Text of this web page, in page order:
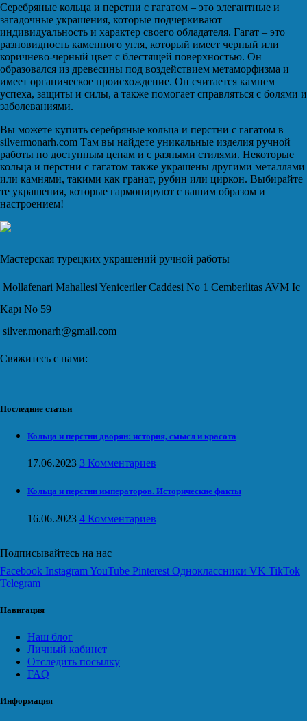
Серебряные кольца и перстни с гагатом – это элегантные и
загадочные украшения, которые подчеркивают
индивидуальность и характер своего обладателя. Гагат – это
разновидность каменного угля, который имеет черный или
коричнево-черный цвет с блестящей поверхностью. Он
образовался из древесины под воздействием метаморфизма и
имеет органическое происхождение. Он считается камнем
успеха, защиты и силы, а также помогает справляться с болями и
заболеваниями.
Вы можете купить серебряные кольца и перстни с гагатом в
silvermonarh.com Там вы найдете уникальные изделия ручной
работы по доступным ценам и с разными стилями. Некоторые
кольца и перстни с гагатом также украшены другими металлами
или камнями, такими как гранат, рубин или циркон. Выбирайте
те украшения, которые гармонируют с вашим образом и
настроением!
Мастерская турецких украшений ручной работы
Mollafenari Mahallesi Yeniceriler Caddesi No 1 Cemberlitas AVM Ic
Kapı No 59
silver.monarh@gmail.com
Свяжитесь с нами:
Последние статьи
Кольца и перстни дворян: история, смысл и красота
17.06.2023 3 Комментариев
Кольца и перстни императоров. Исторические факты
16.06.2023 4 Комментариев
Подписывайтесь на нас
Facebook InstagramYouTube Pinterest Одноклассники VK TikTok
Telegram
Навигация
Наш блог
Личный кабинет
Отследить посылку
FAQ
Информация